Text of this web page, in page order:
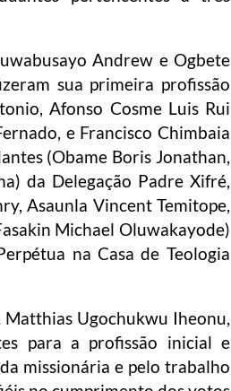
Andrew e Ogbete
sua primeira profissão
Afonso Cosme Luis Rui
e Francisco Chimbaia
(Obame Boris Jonathan,
da Delegação Padre Xifré,
Asaunla Vincent Temitope,
Michael Oluwakayode)
na Casa de Teologia
Matthias Ugochukwu Iheonu,
para a profissão inicial e
missionária e pelo trabalho